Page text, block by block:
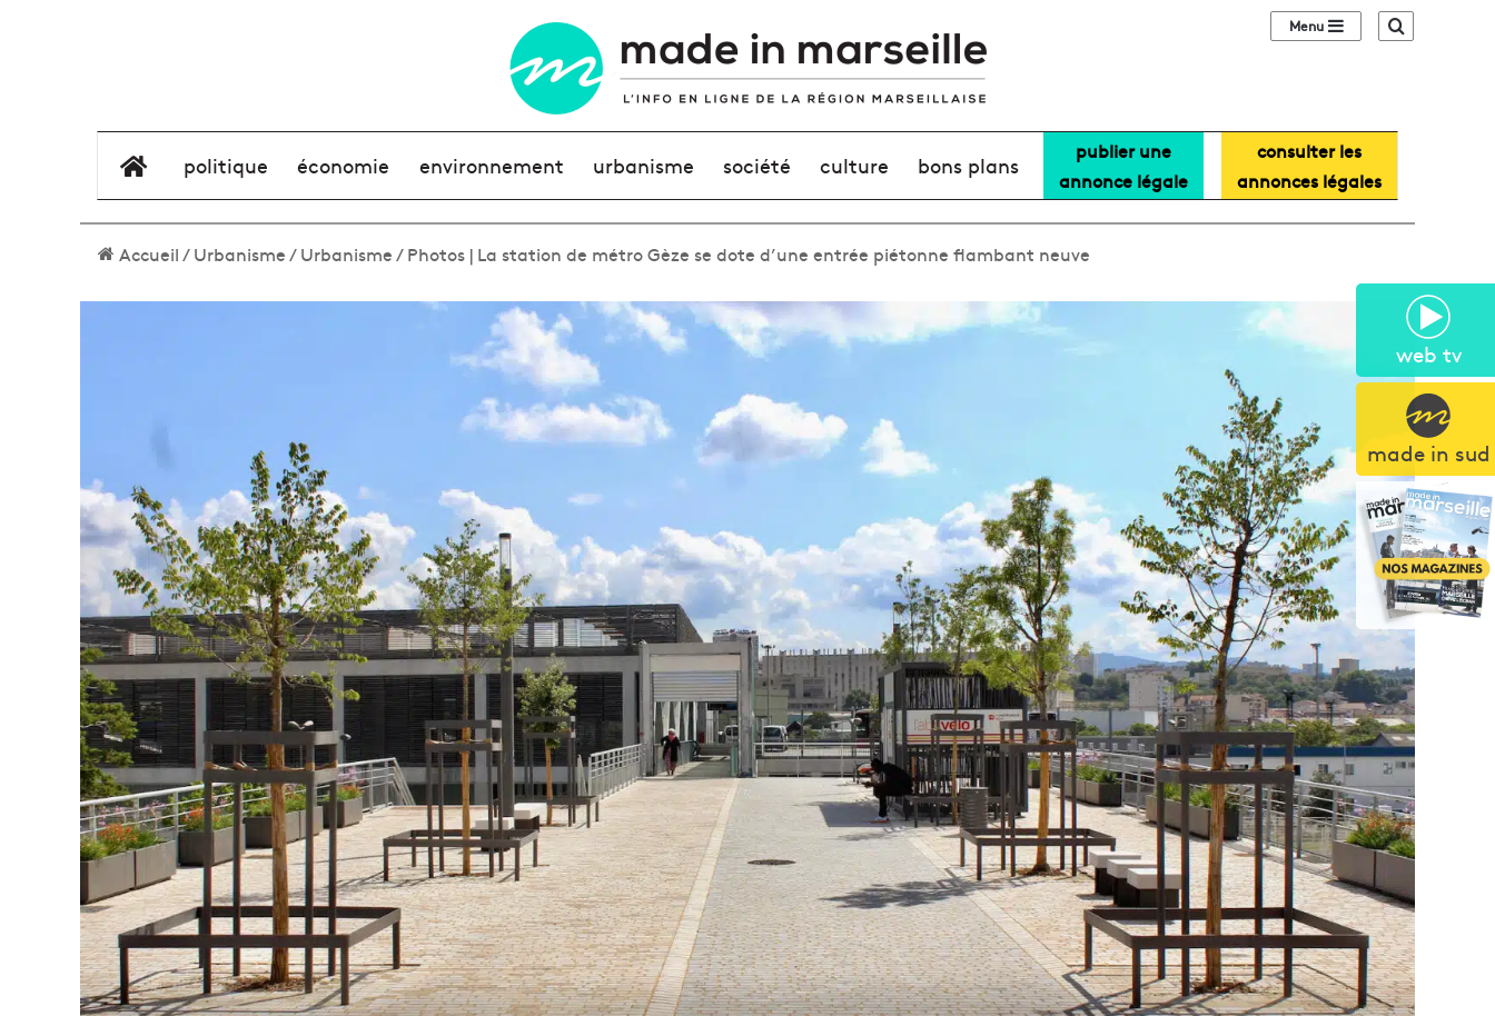
web tv
made in sud
Sidebar (barre
élément de menu
politique économie environnement urbanisme société culture bons plans
publier une
annonce légale
consulter les
annonces légales
Accueil/Urbanisme/Urbanisme/Photos | La station de métro Gèze se dote d’une entrée piétonne flambant neuve